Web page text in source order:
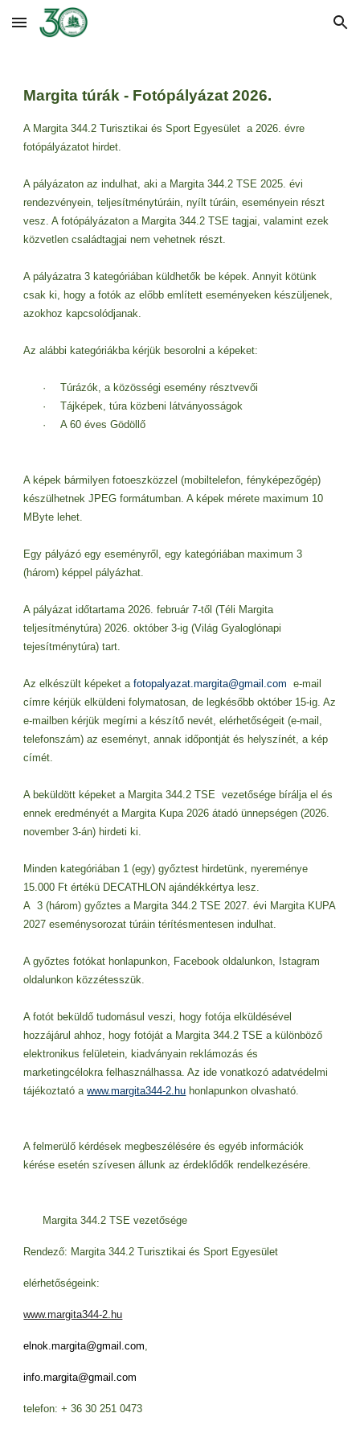
Skip to main content Skip to navigation
Margita túrák - Fotópályázat 2026.
A Margita 344.2 Turisztikai és Sport Egyesület a 2026. évre
fotópályázatot hirdet.
A pályázaton az indulhat, aki a Margita 344.2 TSE 2025. évi
rendezvényein, teljesítménytúráin, nyílt túráin, eseményein részt
vesz. A fotópályázaton a Margita 344.2 TSE tagjai, valamint ezek
közvetlen családtagjai nem vehetnek részt.
A pályázatra 3 kategóriában küldhetők be képek. Annyit kötünk
csak ki, hogy a fotók az előbb említett eseményeken készüljenek,
azokhoz kapcsolódjanak.
Az alábbi kategóriákba kérjük besorolni a képeket:
·
Túrázók, a közösségi esemény résztvevői
·
Tájképek, túra közbeni látványosságok
·
A 60 éves Gödöllő
A képek bármilyen fotoeszközzel (mobiltelefon, fényképezőgép)
készülhetnek JPEG formátumban. A képek mérete maximum 10
MByte lehet.
Egy pályázó egy eseményről, egy kategóriában maximum 3
(három) képpel pályázhat.
A pályázat időtartama 2026. február 7-től (Téli Margita
teljesítménytúra) 2026. október 3-ig (Világ Gyaloglónapi
tejesítménytúra) tart.
Az elkészült képeket afotopalyazat.margita@gmail.com e-mail
címre kérjük elküldeni folymatosan, de legkésőbb október 15-ig. Az
e-mailben kérjük megírni a készítő nevét, elérhetőségeit (e-mail,
telefonszám) az eseményt, annak időpontját és helyszínét, a kép
címét.
A beküldött képeket a Margita 344.2 TSE vezetősége bírálja el és
ennek eredményét a Margita Kupa 2026 átadó ünnepségen (2026.
november 3-án) hirdeti ki.
Minden kategóriában 1 (egy) győztest hirdetünk, nyereménye
15.000 Ft értékü DECATHLON ajándékkértya lesz.
A 3 (három) győztes a Margita 344.2 TSE 2027. évi Margita KUPA
2027 eseménysorozat túráin térítésmentesen indulhat.
A győztes fotókat honlapunkon, Facebook oldalunkon, Istagram
oldalunkon közzétesszük.
A fotót beküldő tudomásul veszi, hogy fotója elküldésével
hozzájárul ahhoz, hogy fotóját a Margita 344.2 TSE a különböző
elektronikus felületein, kiadványain reklámozás és
marketingcélokra felhasználhassa. Az ide vonatkozó adatvédelmi
tájékoztató a www.margita344-2.hu honlapunkon olvasható.
A felmerülő kérdések megbeszélésére és egyéb információk
kérése esetén szívesen állunk az érdeklődők rendelkezésére.
Margita 344.2 TSE vezetősége
Rendező: Margita 344.2 Turisztikai és Sport Egyesület
elérhetőségeink:
www.margita344-2.hu
elnok.margita@gmail.com,
info.margita@gmail.com
telefon: + 36 30 251 0473